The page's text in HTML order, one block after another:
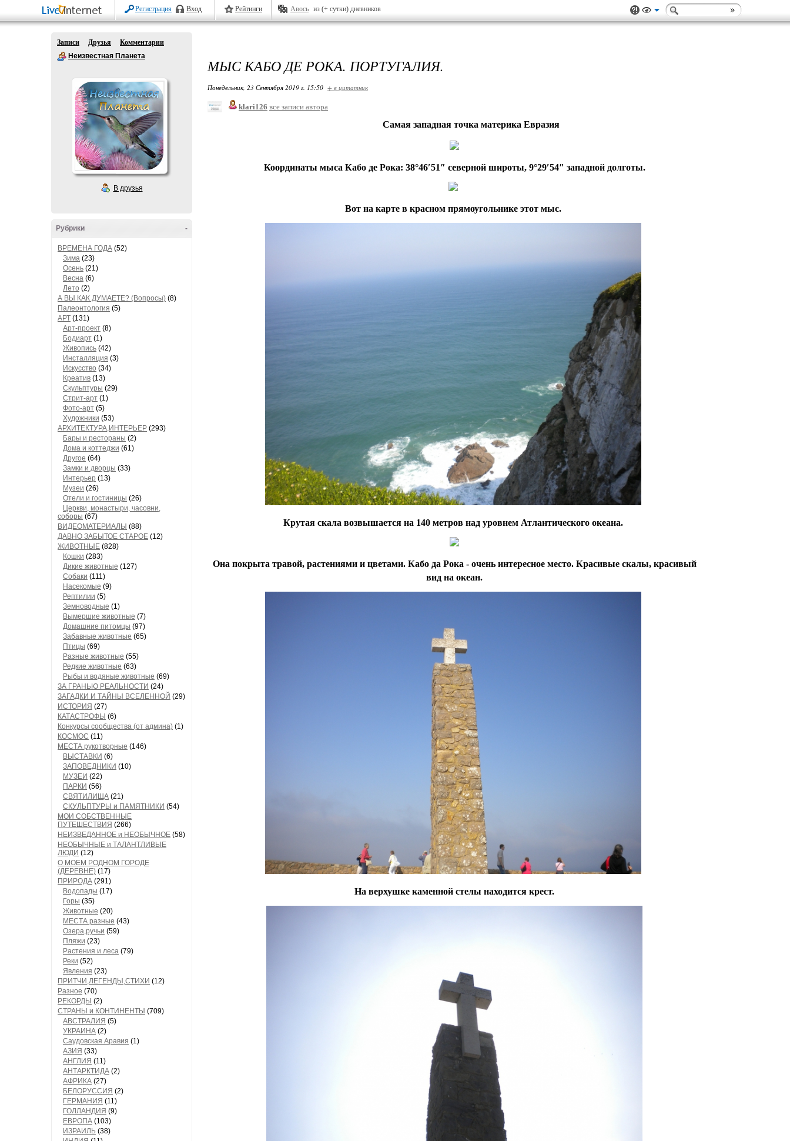
Регистрация Вход Рейтинги Авось из (+ сутки) дневников
Записи Друзья
Комментарии
Неизвестная Планета
В друзья
-
Рубрики
ВРЕМЕНА ГОДА (52)
Зима (23)
Осень (21)
Весна (6)
Лето (2)
А ВЫ КАК ДУМАЕТЕ? (Вопросы) (8)
Палеонтология (5)
АРТ (131)
Арт-проект (8)
Бодиарт (1)
Живопись (42)
Инсталляция (3)
Искусство (34)
Креатив (13)
Скульптуры (29)
Стрит-арт (1)
Фото-арт (5)
Художники (53)
АРХИТЕКТУРА,ИНТЕРЬЕР (293)
Бары и рестораны (2)
Дома и коттеджи (61)
Другое (64)
Замки и дворцы (33)
Интерьер (13)
Музеи (26)
Отели и гостиницы (26)
Церкви, монастыри, часовни,
соборы (67)
ВИДЕОМАТЕРИАЛЫ (88)
ДАВНО ЗАБЫТОЕ СТАРОЕ (12)
ЖИВОТНЫЕ (828)
Кошки (283)
Дикие животные (127)
Собаки (111)
Насекомые (9)
Рептилии (5)
Земноводные (1)
Вымершие животные (7)
Домашние питомцы (97)
Забавные животные (65)
Птицы (69)
Разные животные (55)
Редкие животные (63)
Рыбы и водяные животные (69)
ЗА ГРАНЬЮ РЕАЛЬНОСТИ (24)
ЗАГАДКИ И ТАЙНЫ ВСЕЛЕННОЙ (29)
ИСТОРИЯ (27)
КАТАСТРОФЫ (6)
Конкурсы сообщества (от админа) (1)
КОСМОС (11)
МЕСТА рукотворные (146)
ВЫСТАВКИ (6)
ЗАПОВЕДНИКИ (10)
МУЗЕИ (22)
ПАРКИ (56)
СВЯТИЛИЩА (21)
СКУЛЬПТУРЫ и ПАМЯТНИКИ (54)
МОИ СОБСТВЕННЫЕ
ПУТЕШЕСТВИЯ (266)
НЕИЗВЕДАННОЕ и НЕОБЫЧНОЕ (58)
НЕОБЫЧНЫЕ и ТАЛАНТЛИВЫЕ
ЛЮДИ (12)
О МОЕМ РОДНОМ ГОРОДЕ
(ДЕРЕВНЕ) (17)
ПРИРОДА (291)
Водопады (17)
Горы (35)
Животные (20)
МЕСТА разные (43)
Озера,ручьи (59)
Пляжи (23)
Растения и леса (79)
Реки (52)
Явления (23)
ПРИТЧИ,ЛЕГЕНДЫ,СТИХИ (12)
Разное (70)
РЕКОРДЫ (2)
СТРАНЫ и КОНТИНЕНТЫ (709)
АВСТРАЛИЯ (5)
УКРАИНА (2)
Саудовская Аравия (1)
АЗИЯ (33)
АНГЛИЯ (11)
АНТАРКТИДА (2)
АФРИКА (27)
БЕЛОРУССИЯ (2)
ГЕРМАНИЯ (11)
ГОЛЛАНДИЯ (9)
ЕВРОПА (103)
ИЗРАИЛЬ (38)
МЫС КАБО ДЕ РОКА. ПОРТУГАЛИЯ.
Понедельник, 23 Сентября 2019 г. 15:50 + в цитатник
klari126 все записи автора
Самая западная точка материка Евразия
Координаты мыса Кабо де Рока: 38°46′51″ северной широты, 9°29′54″ западной долготы.
Вот на карте в красном прямоугольнике этот мыс.
Крутая скала возвышается на 140 метров над уровнем Атлантического океана.
Она покрыта травой, растениями и цветами. Кабо да Рока - очень интересное место. Красивые скалы, красивый
вид на океан.
На верхушке каменной стелы находится крест.